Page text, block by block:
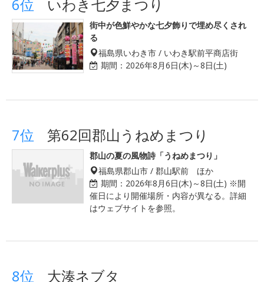
6位 いわき七夕まつり
街中が色鮮やかな七夕飾りで埋め尽くされ
る
福島県いわき市 / いわき駅前平商店街
期間： 2026年8月6日(木)～8日(土)
7位 第62回郡山うねめまつり
郡山の夏の風物詩「うねめまつり」
福島県郡山市 / 郡山駅前 ほか
期間： 2026年8月6日(木)～8日(土) ※開
催日により開催場所・内容が異なる。詳細
はウェブサイトを参照。
8位 大湊ネブタ